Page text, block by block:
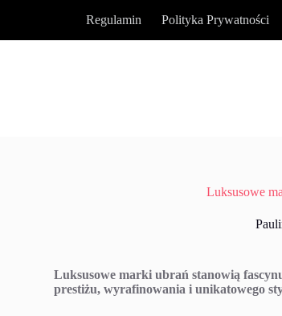
z
Regulamin Polityka Prywatności
Luksusowe
Luksusowe marki ubrań stanowią
prestiżu, wyrafinowania i unikatowego